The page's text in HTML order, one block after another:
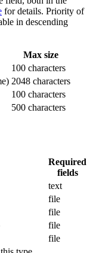
for details. Priority of
in descending
Max size
100 characters
2048 characters
100 characters
500 characters
Required
fields
text
file
file
file
file